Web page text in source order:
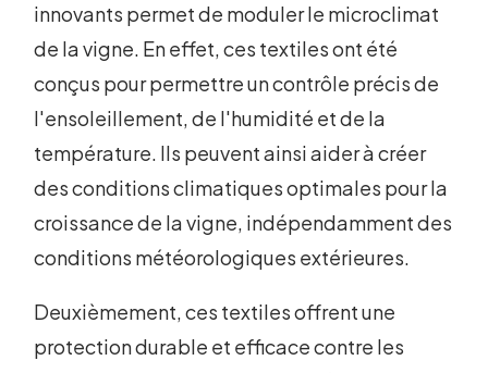
innovants permet de moduler le microclimat
de la vigne. En effet, ces textiles ont été
conçus pour permettre un contrôle précis de
l'ensoleillement, de l'humidité et de la
température. Ils peuvent ainsi aider à créer
des conditions climatiques optimales pour la
croissance de la vigne, indépendamment des
conditions météorologiques extérieures.
Deuxièmement, ces textiles offrent une
protection durable et efficace contre les